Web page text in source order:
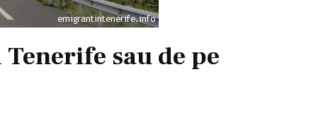
sau de pe